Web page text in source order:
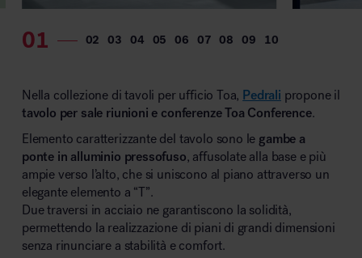
Nella collezione di tavoli per ufficio Toa, Pedrali propone il
tavolo per sale riunioni e conferenze Toa Conference.
Elemento caratterizzante del tavolo sono le gambe a
ponte in alluminio pressofuso, affusolate alla base e più
ampie verso l’alto, che si uniscono al piano attraverso un
elegante elemento a “T”.
Due traversi in acciaio ne garantiscono la solidità,
permettendo la realizzazione di piani di grandi dimensioni
senza rinunciare a stabilità e comfort.